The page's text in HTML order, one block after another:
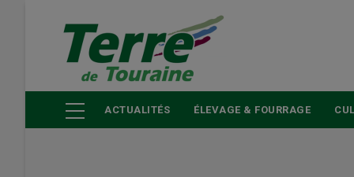
principal
ACTUALITÉS ÉLEVAGE & FOURRAGE